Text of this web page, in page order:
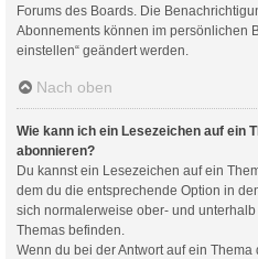
Forums des Boards. Die
Abonnements können im persönlichen
einstellen“ geändert werden.
Nach oben
Wie kann ich ein Lesezeichen auf ein
abonnieren?
Du kannst ein Lesezeichen auf ein
dem du die entsprechende Option in
sich normalerweise ober- und
Themas befinden.
Wenn du bei der Antwort auf ein Thema